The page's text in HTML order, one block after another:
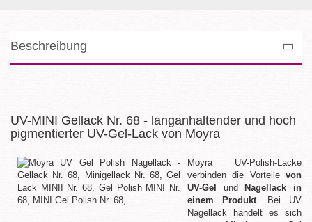
Beschreibung
UV-MINI Gellack Nr. 68 - langanhaltender und hoch
pigmentierter UV-Gel-Lack von Moyra
Moyra UV-Polish-Lacke
verbinden die Vorteile von
UV-Gel undNagellack in
einem Produkt . Bei UV
Nagellack handelt es sich